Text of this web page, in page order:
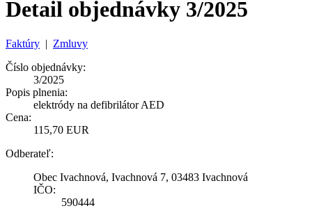
Detail objednávky 3/2025
Faktúry | Zmluvy
Číslo objednávky:
3/2025
Popis plnenia:
elektródy na defibrilátor AED
Cena:
115,70 EUR
Odberateľ:
Obec Ivachnová, Ivachnová 7, 03483 Ivachnová
IČO:
590444